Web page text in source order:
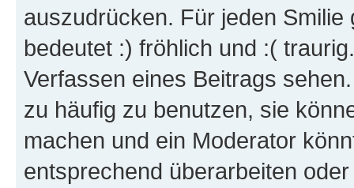
auszudrücken. Für jeden
bedeutet :) fröhlich und :(
Verfassen eines Beitrags
zu häufig zu benutzen, sie
machen und ein Moderator
entsprechend überarbeiten